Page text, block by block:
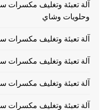
آلة تعبئة وتغليف
وحلويات وشاي
آلة تعبئة وتغليف
آلة تعبئة وتغليف
آلة تعبئة وتغليف
آلة تعبئة وتغليف